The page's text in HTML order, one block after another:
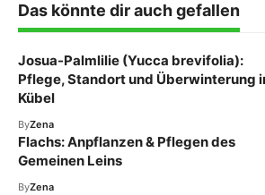
Das könnte dir auch gefallen
Josua-Palmlilie (Yucca brevifolia):
Pflege, Standort und Überwinterung
Kübel
ByZena
Flachs: Anpflanzen & Pflegen des
Gemeinen Leins
ByZena